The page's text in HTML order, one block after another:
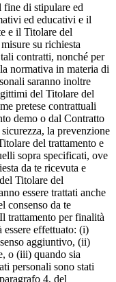
fine di stipulare ed
ed educativi e il
e il Titolare del
su richiesta
contratti, nonché per
normativa in materia di
saranno inoltre
del Titolare del
pretese contrattuali
demo o dal Contratto
la prevenzione
del trattamento e
sopra specificati, ove
da te ricevuta e
Titolare del
essere trattati anche
consenso da te
trattamento per finalità
essere effettuato: (i)
aggiuntivo, (ii)
o (iii) quando sia
personali sono stati
4, del